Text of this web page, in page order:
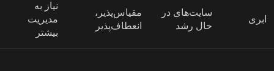
ابری
سایت‌های در
حال رشد
مقیاس‌پذیر،
انعطاف‌پذیر
نیاز به
مدیریت
بیشتر